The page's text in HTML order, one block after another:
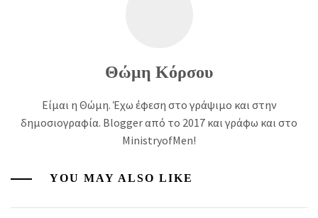
Θώμη Κόρσου
Είμαι η Θώμη. Έχω έφεση στο γράψιμο και στην
δημοσιογραφία. Blogger από το 2017 και γράφω και στο
MinistryofMen!
YOU MAY ALSO LIKE